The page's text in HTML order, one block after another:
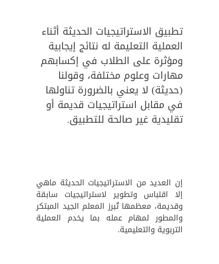
تطبيق الاستراتيجيات الحديثة أثناء
العملية التعليمة له نتائج إيجابية
ومؤثرة على الطلاب في إكسابهم
مهارات وعلوم مختلفة، وقولنا
(حديثة) لا يعني بالضرورة تناولها
في مقابل استراتيجيات قديمة أو
تقليدية غير صالحة للتطبيق.
إن العديد من الاستراتيجيات الحديثة ماهي
إلا اقتباس وتطوير لاستراتيجيات سابقة
وقديمة، معظمها تُبرز المعلم الجيد المبتكر
والمطور لمهام عمله بما يخدم العملية
التربوية والتعليمية.